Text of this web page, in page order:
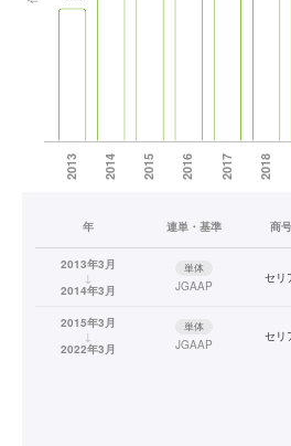
年 連単・基準 商号
2013年3月
↓
2014年3月
単体
JGAAP
セリ
2015年3月
↓
2022年3月
単体
JGAAP
セリ